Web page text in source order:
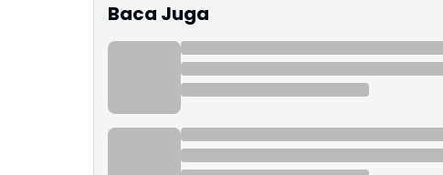
Baca Juga